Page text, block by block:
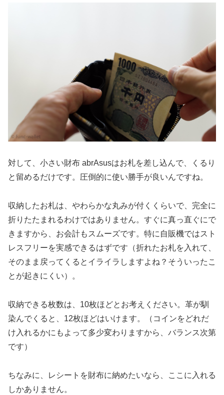
対して、小さい財布 abrAsusはお札を差し込んで、くるり
と留めるだけです。圧倒的に使い勝手が良いんですね。
収納したお札は、やわらかな丸みが付くくらいで、完全に
折りたたまれるわけではありません。すぐに真っ直ぐにで
きますから、お会計もスムーズです。特に自販機ではスト
レスフリーを実感できるはずです（折れたお札を入れて、
そのまま戻ってくるとイライラしますよね？そういったこ
とが起きにくい）。
収納できる枚数は、10枚ほどとお考えください。革が馴
染んでくると、12枚ほどはいけます。（コインをどれだ
け入れるかにもよって多少変わりますから、バランス次第
です）
ちなみに、レシートを財布に納めたいなら、ここに入れる
しかありません。